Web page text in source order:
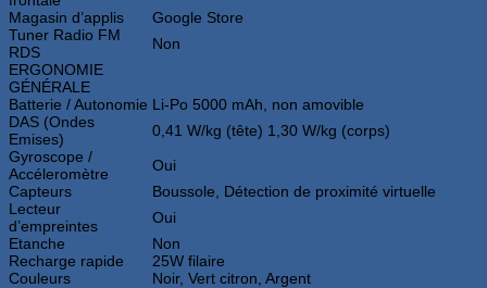
Magasin d’applis
Google Store
Tuner Radio FM
RDS
Non
ERGONOMIE
GÉNÉRALE
Batterie / Autonomie Li-Po 5000 mAh, non amovible
DAS (Ondes
Emises)
0,41 W/kg (tête) 1,30 W/kg (corps)
Gyroscope /
Accéleromètre
Oui
Capteurs
Boussole, Détection de proximité virtuelle
Lecteur
d’empreintes
Oui
Etanche
Non
Recharge rapide
25W filaire
Couleurs
Noir, Vert citron, Argent